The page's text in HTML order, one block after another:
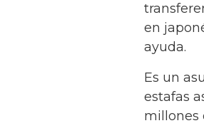
en
ayuda.
Es un
estafas
millones